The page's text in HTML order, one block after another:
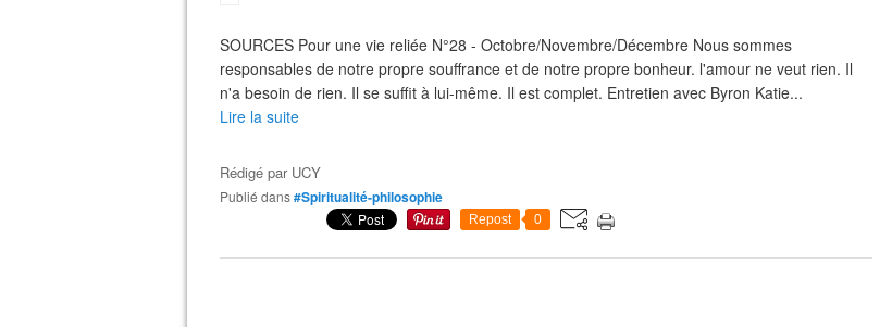
SOURCES Pour une vie reliée N°28 - Octobre/Novembre/Décembre Nous sommes
responsables de notre propre souffrance et de notre propre bonheur. l'amour ne veut rien. Il
n'a besoin de rien. Il se suffit à lui-même. Il est complet. Entretien avec Byron Katie...
Lire la suite
Rédigé par UCY
Publié dans#Spiritualité-philosophie
Repost 0